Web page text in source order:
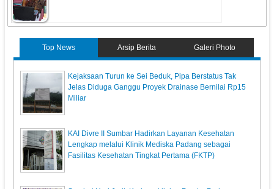
Top News Arsip Berita Galeri Photo
Kejaksaan Turun ke Sei Beduk, Pipa Berstatus Tak
Jelas Diduga Ganggu Proyek Drainase Bernilai Rp15
Miliar
KAI Divre II Sumbar Hadirkan Layanan Kesehatan
Lengkap melalui Klinik Mediska Padang sebagai
Fasilitas Kesehatan Tingkat Pertama (FKTP)